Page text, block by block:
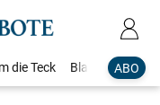
ABO
die Teck Blaulicht